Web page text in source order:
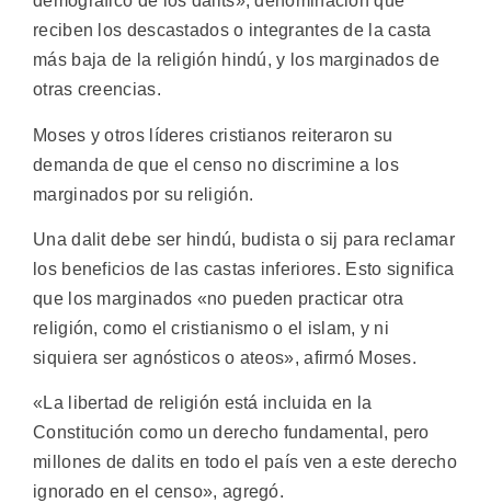
reciben los descastados o integrantes de la casta
más baja de la religión hindú, y los marginados de
otras creencias.
Moses y otros líderes cristianos reiteraron su
demanda de que el censo no discrimine a los
marginados por su religión.
Una dalit debe ser hindú, budista o sij para reclamar
los beneficios de las castas inferiores. Esto significa
que los marginados «no pueden practicar otra
religión, como el cristianismo o el islam, y ni
siquiera ser agnósticos o ateos», afirmó Moses.
«La libertad de religión está incluida en la
Constitución como un derecho fundamental, pero
millones de dalits en todo el país ven a este derecho
ignorado en el censo», agregó.